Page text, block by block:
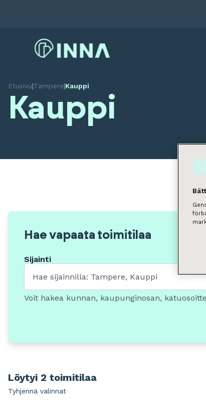
Etusivu|Tampere|Kauppi
Kauppi
Hae vapaata toimitilaa
Sijainti
Voit hakea kunnan, kaupunginosan,
Löytyi 2 toimitilaa
Tyhjennä valinnat